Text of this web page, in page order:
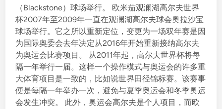
（Blackstone）球场举行。 欧米茄观澜湖高尔夫世界
杯2007年至2009年一直在观澜湖高尔夫球会奥拉沙宝
球场举行。它之所以重新定位，变更为一场双年赛是因
为国际奥委会去年决定从2016年开始重新接纳高尔夫
为奥运会比赛项目。 从2011年起，高尔夫世界杯将每
隔一年举行一届。这样一个操作模式与奥运会的许多重
大体育项目是一致的，比如说世界田径锦标赛。该赛事
便是每隔一年举办一次，避免与夏季奥运会和冬季奥运
会发生冲突。 此外，奥运会高尔夫是个人项目，而欧